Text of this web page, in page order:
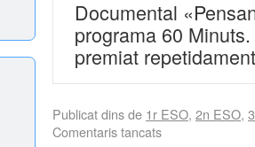
Documental
programa 60
premiat
Publicat dins de 1r ESO, 2n ESO,
Comentaris tancats